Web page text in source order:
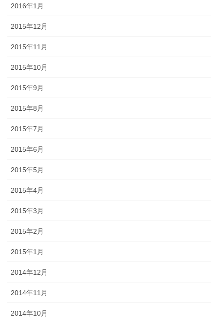
2016年1月
2015年12月
2015年11月
2015年10月
2015年9月
2015年8月
2015年7月
2015年6月
2015年5月
2015年4月
2015年3月
2015年2月
2015年1月
2014年12月
2014年11月
2014年10月